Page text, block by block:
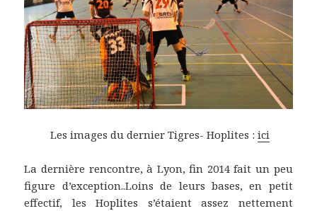
Les images du dernier Tigres- Hoplites : ici
La dernière rencontre, à Lyon, fin 2014 fait un peu
figure d’exception..Loins de leurs bases, en petit
effectif, les Hoplites s’étaient assez nettement